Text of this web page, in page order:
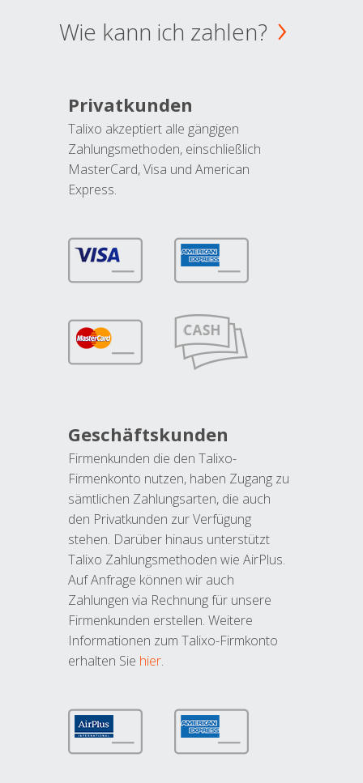
Wie kann ich zahlen?
Privatkunden
Talixo akzeptiert alle gängigen
Zahlungsmethoden, einschließlich
MasterCard, Visa und American
Express.
Geschäftskunden
Firmenkunden die den Talixo-
Firmenkonto nutzen, haben Zugang zu
sämtlichen Zahlungsarten, die auch
den Privatkunden zur Verfügung
stehen. Darüber hinaus unterstützt
Talixo Zahlungsmethoden wie AirPlus.
Auf Anfrage können wir auch
Zahlungen via Rechnung für unsere
Firmenkunden erstellen. Weitere
Informationen zum Talixo-Firmkonto
erhalten Sie hier.